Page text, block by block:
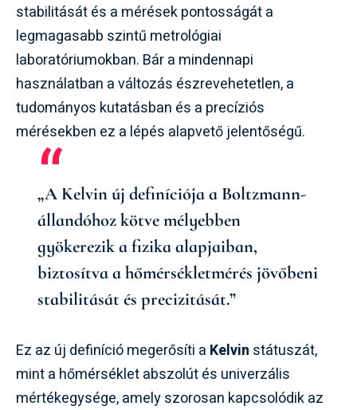
stabilitását és a mérések pontosságát a
legmagasabb szintű metrológiai
laboratóriumokban. Bár a mindennapi
használatban a változás észrevehetetlen, a
tudományos kutatásban és a precíziós
mérésekben ez a lépés alapvető jelentőségű.
„A Kelvin új definíciója a Boltzmann-
állandóhoz kötve mélyebben
gyökerezik a fizika alapjaiban,
biztosítva a hőmérsékletmérés jövőbeni
stabilitását és precizitását.”
Ez az új definíció megerősíti a Kelvin státuszát,
mint a hőmérséklet abszolút és univerzális
mértékegysége, amely szorosan kapcsolódik az